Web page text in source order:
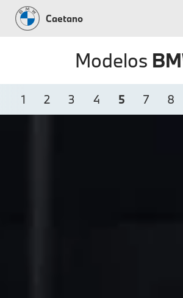
Caetano
Caetano
Comprar BMW
Modelos BMW
Modelos
1 2 3 4 5 7 8